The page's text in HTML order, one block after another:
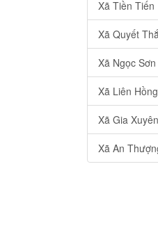
Xã Tiền Tiến
Xã Quyết
Xã Ngọc Sơn
Xã Liên Hồng
Xã Gia Xuyên
Xã An